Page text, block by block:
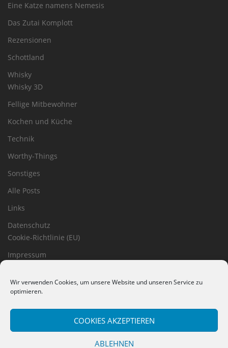
Wir verwenden Cookies, um unsere Website und unseren Service zu
optimieren.
COOKIES AKZEPTIEREN
ABLEHNEN
Eine Katze namens Nemesis
Das Zutai Komplott
Rezensionen
Schottland
Whisky
Whisky 3D
Fellige Mitbewohner
Kochen und Küche
Technik
Worthy-Things
Sonstiges
Alle Posts
Links
Datenschutz
Cookie-Richtlinie (EU)
Impressum